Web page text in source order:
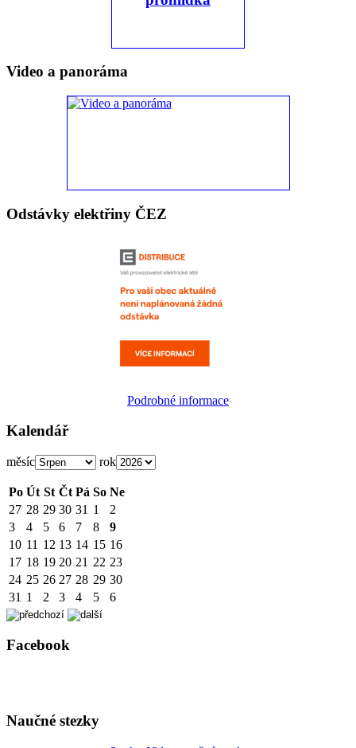
Video a panoráma
Odstávky elektřiny ČEZ
Podrobné informace
Kalendář
měsíc rok
Po Út St Čt Pá So Ne
27 28 29 30 31 1
2
3
4 5 6 7 8
9
10 11 12 13 14 15 16
17 18 19 20 21 22 23
24 25 26 27 28 29 30
31 1 2 3 4 5 6
Facebook
Naučné stezky